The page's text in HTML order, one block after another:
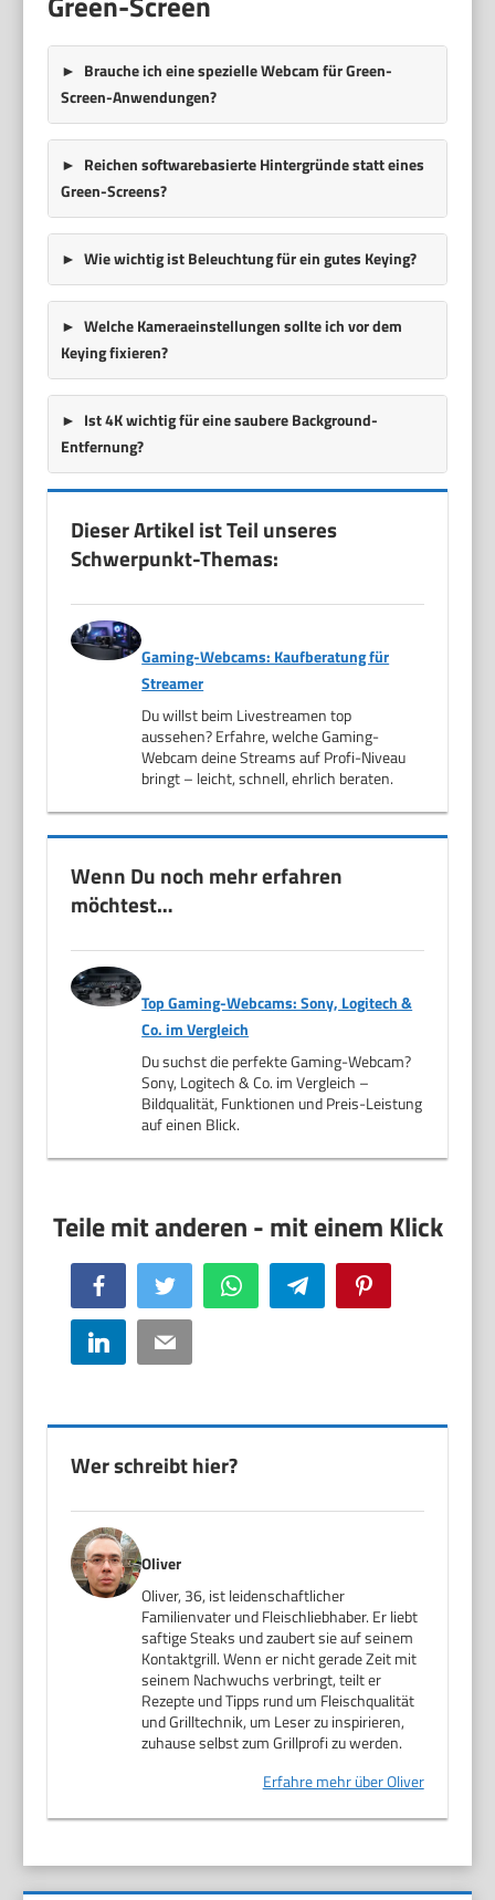
Brauche ich eine spezielle Webcam für Green-
Screen-Anwendungen?
Reichen softwarebasierte Hintergründe statt eines
Green-Screens?
Wie wichtig ist Beleuchtung für ein gutes Keying?
Welche Kameraeinstellungen sollte ich vor dem
Keying fixieren?
Ist 4K wichtig für eine saubere Background-
Entfernung?
Dieser Artikel ist Teil unseres
Schwerpunkt-Themas:
Gaming-Webcams: Kaufberatung für
Streamer
Du willst beim Livestreamen top
aussehen? Erfahre, welche Gaming-
Webcam deine Streams auf Profi-Niveau
bringt – leicht, schnell, ehrlich beraten.
Wenn Du noch mehr erfahren
möchtest…
Top Gaming-Webcams: Sony, Logitech &
Co. im Vergleich
Du suchst die perfekte Gaming-Webcam?
Sony, Logitech & Co. im Vergleich –
Bildqualität, Funktionen und Preis-Leistung
auf einen Blick.
Facebook Twitter WhatsApp Telegram
LinkedIn Email
Wer schreibt hier?
Oliver
Oliver, 36, ist leidenschaftlicher
Familienvater und Fleischliebhaber. Er liebt
saftige Steaks und zaubert sie auf seinem
Kontaktgrill. Wenn er nicht gerade Zeit mit
seinem Nachwuchs verbringt, teilt er
Rezepte und Tipps rund um Fleischqualität
und Grilltechnik, um Leser zu inspirieren,
zuhause selbst zum Grillprofi zu werden.
Erfahre mehr über Oliver